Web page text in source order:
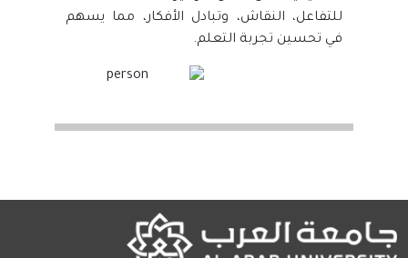
للتفاعل، النقاش، وتبادل الأفكار، مما يسهم
في تحسين تجربة التعلم.